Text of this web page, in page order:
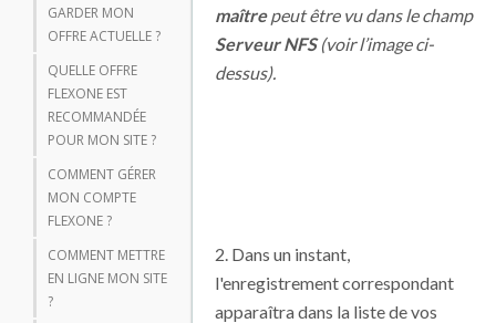
GARDER MON
OFFRE ACTUELLE ?
QUELLE OFFRE
FLEXONE EST
RECOMMANDÉE
POUR MON SITE ?
COMMENT GÉRER
MON COMPTE
FLEXONE ?
COMMENT METTRE
EN LIGNE MON SITE
?
maîtrepeut être vu dans le champ
Serveur NFS(voir l’image ci-
dessus).
2. Dans un instant,
l'enregistrement correspondant
apparaîtra dans la liste de vos